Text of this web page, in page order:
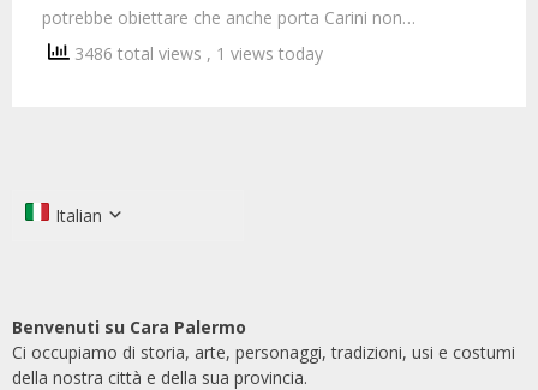
potrebbe obiettare che anche porta Carini non…
3486 total views , 1 views today
Italian
Benvenuti su Cara Palermo
Ci occupiamo di storia, arte, personaggi, tradizioni, usi e costumi
della nostra città e della sua provincia.